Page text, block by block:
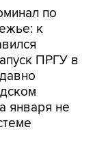
по
к
ПРГУ в
января не